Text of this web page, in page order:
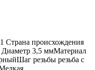
Страна происхождения
3,5 ммМатериал
резьбы резьба с